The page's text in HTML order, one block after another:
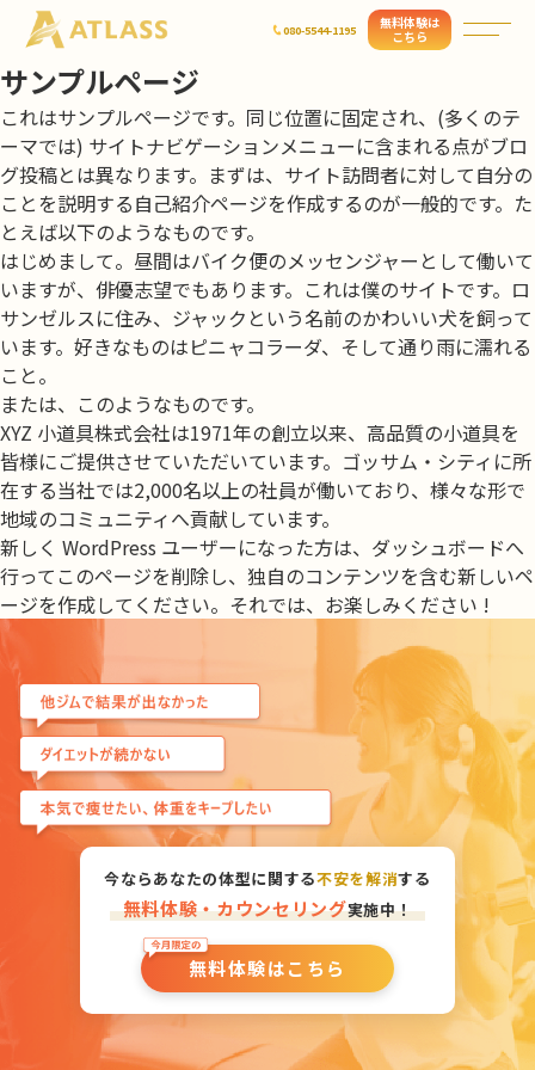
080-5544-1195
無料体験は
こちら
サンプルページ
これはサンプルページです。同じ位置に固定され、(多くのテ
ーマでは) サイトナビゲーションメニューに含まれる点がブロ
グ投稿とは異なります。まずは、サイト訪問者に対して自分の
ことを説明する自己紹介ページを作成するのが一般的です。た
とえば以下のようなものです。
はじめまして。昼間はバイク便のメッセンジャーとして働いて
いますが、俳優志望でもあります。これは僕のサイトです。ロ
サンゼルスに住み、ジャックという名前のかわいい犬を飼って
います。好きなものはピニャコラーダ、そして通り雨に濡れる
こと。
または、このようなものです。
XYZ 小道具株式会社は1971年の創立以来、高品質の小道具を
皆様にご提供させていただいています。ゴッサム・シティに所
在する当社では2,000名以上の社員が働いており、様々な形で
地域のコミュニティへ貢献しています。
新しく WordPress ユーザーになった方は、 ダッシュボードへ
行ってこのページを削除し、独自のコンテンツを含む新しいペ
ージを作成してください。それでは、お楽しみください !
今ならあなたの体型に関する不安を解消する
無料体験・カウンセリング実施中！
無料体験はこちら